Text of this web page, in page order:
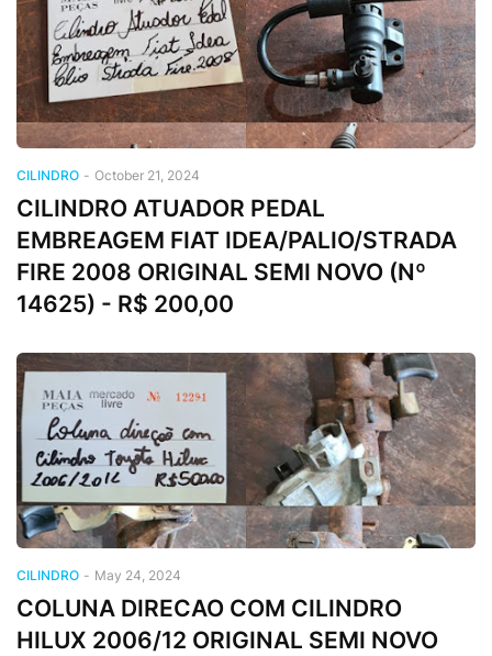
CILINDRO - October 21, 2024
CILINDRO ATUADOR PEDAL
EMBREAGEM FIAT IDEA/PALIO/STRADA
FIRE 2008 ORIGINAL SEMI NOVO (Nº
14625) - R$ 200,00
CILINDRO - May 24, 2024
COLUNA DIRECAO COM CILINDRO
HILUX 2006/12 ORIGINAL SEMI NOVO